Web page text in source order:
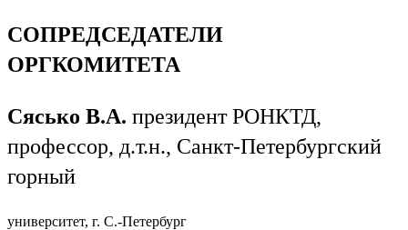
СОПРЕДСЕДАТЕЛИ
ОРГКОМИТЕТА
Сясько В.А. президент РОНКТД,
профессор, д.т.н., Санкт-Петербургский
горный
университет, г. С.-Петербург